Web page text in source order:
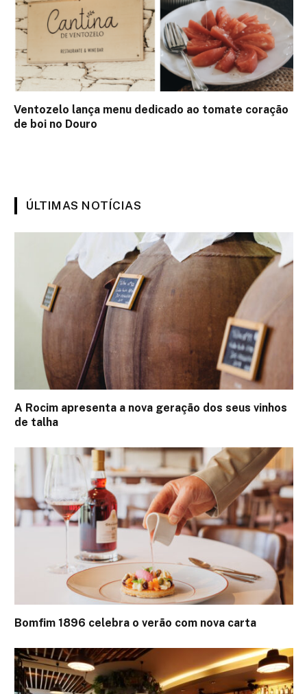
Ventozelo lança menu dedicado ao tomate coração
de boi no Douro
ÚLTIMAS NOTÍCIAS
A Rocim apresenta a nova geração dos seus vinhos
de talha
Bomfim 1896 celebra o verão com nova carta